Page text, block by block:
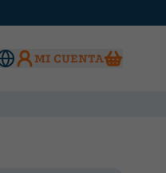
MI CUENTA